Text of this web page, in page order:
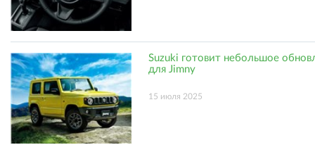
Suzuki готовит небольшое
для Jimny
15 июля 2025